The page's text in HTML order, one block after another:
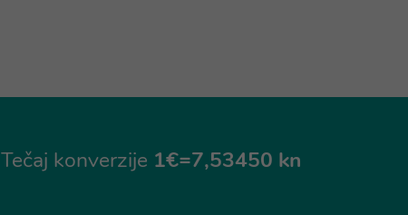
Tečaj konverzije 1€=7,53450 kn